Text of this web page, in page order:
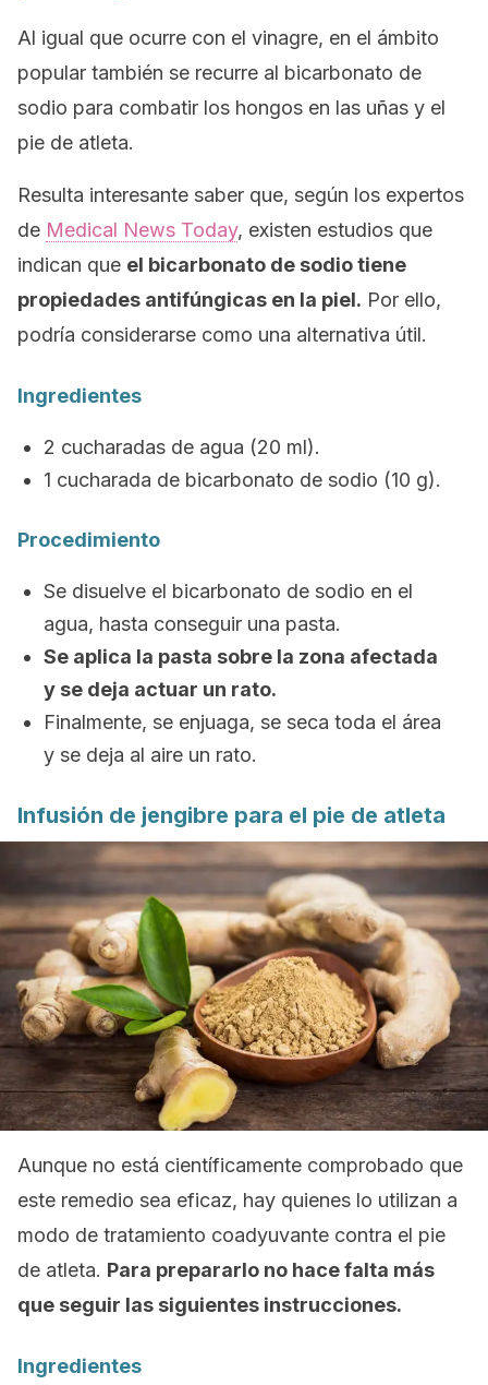
Al igual que ocurre con el vinagre, en el ámbito
popular también se recurre al bicarbonato de
sodio para combatir los hongos en las uñas y el
pie de atleta.
Resulta interesante saber que, según los expertos
de Medical News Today, existen estudios que
indican que el bicarbonato de sodio tiene
propiedades antifúngicas en la piel. Por ello,
podría considerarse como una alternativa útil.
Ingredientes
2 cucharadas de agua (20 ml).
1 cucharada de bicarbonato de sodio (10 g).
Procedimiento
Se disuelve el bicarbonato de sodio en el
agua, hasta conseguir una pasta.
Se aplica la pasta sobre la zona afectada
y se deja actuar un rato.
Finalmente, se enjuaga, se seca toda el área
y se deja al aire un rato.
Infusión de jengibre para el pie de atleta
Aunque no está científicamente comprobado que
este remedio sea eficaz, hay quienes lo utilizan a
modo de tratamiento coadyuvante contra el pie
de atleta. Para prepararlo no hace falta más
que seguir las siguientes instrucciones.
Ingredientes